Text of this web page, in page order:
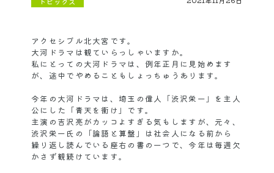
アクセシブル北大宮です。
大河ドラマは観ていらっしゃいますか。
私にとっての大河ドラマは、例年正月に見始めます
が、途中でやめることもしょっちゅうあります。
今年の大河ドラマは、埼玉の偉人「渋沢栄一」を主人
公にした「青天を衝け」です。
主演の吉沢亮がカッコよすぎる気もしますが、元々、
渋沢栄一氏の「論語と算盤」は社会人になる前から
繰り返し読んでいる座右の書の一つで、今年は毎週欠
かさず観続けています。